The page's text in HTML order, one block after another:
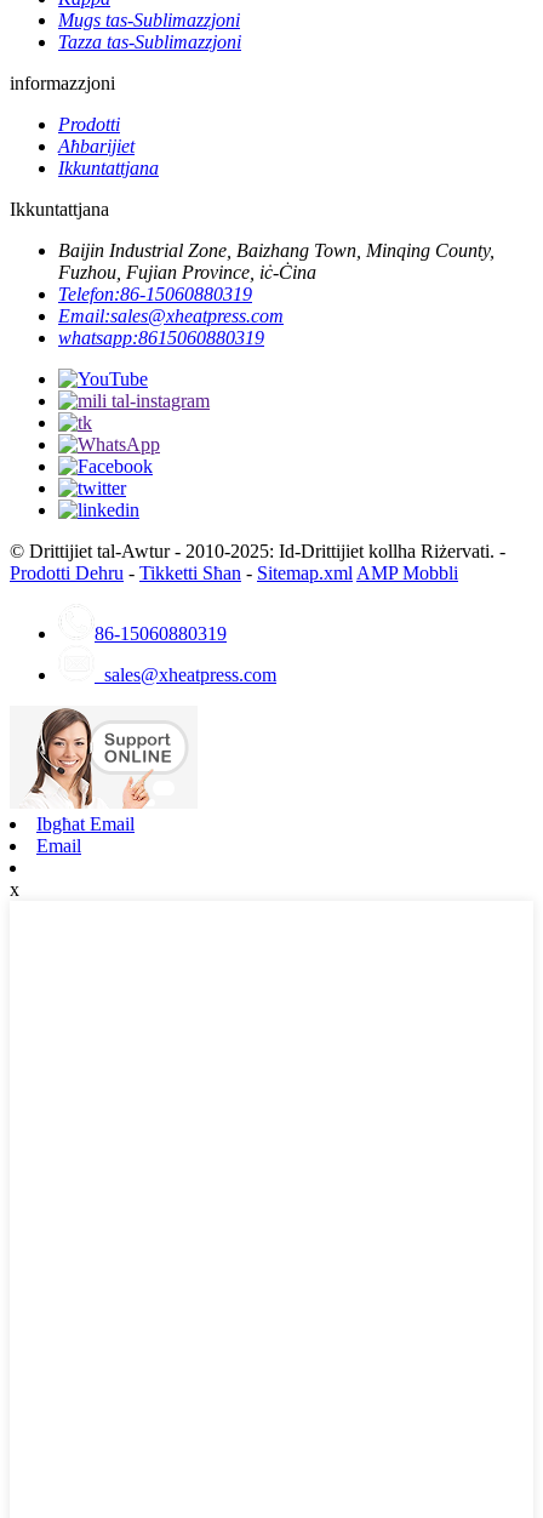
Mugs tas-Sublimazzjoni
Tazza tas-Sublimazzjoni
informazzjoni
Prodotti
Aħbarijiet
Ikkuntattjana
Ikkuntattjana
Baijin Industrial Zone, Baizhang Town, Minqing County,
Fuzhou, Fujian Province, iċ-Ċina
Telefon:86-15060880319
Email:sales@xheatpress.com
whatsapp:8615060880319
© Drittijiet tal-Awtur - 2010-2025: Id-Drittijiet kollha Riżervati. -
Prodotti Dehru - Tikketti Sħan - Sitemap.xml AMP Mobbli
86-15060880319
sales@xheatpress.com
Ibgħat Email
Email
x